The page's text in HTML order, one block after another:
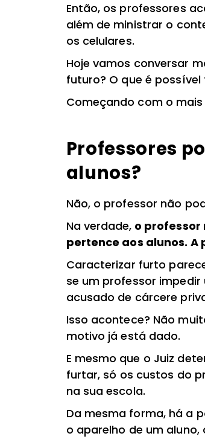
Então, os professores
além de ministrar o
os celulares.
Hoje vamos conversar
futuro? O que é
Começando com o
Professores
alunos?
Não, o professor não
Na verdade, o
pertence aos alunos.
Caracterizar furto
se um professor impedir
acusado de cárcere
Isso acontece? Não
motivo já está dado.
E mesmo que o Juiz
furtar, só os custos do
na sua escola.
Da mesma forma, há a
o aparelho de um